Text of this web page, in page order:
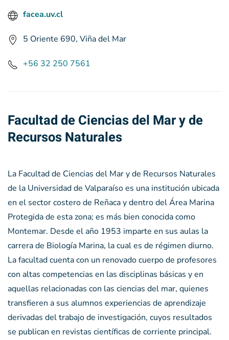
facea.uv.cl
5 Oriente 690, Viña del Mar
+56 32 250 7561
Facultad de Ciencias del Mar y de
Recursos Naturales
La Facultad de Ciencias del Mar y de Recursos Naturales
de la Universidad de Valparaíso es una institución ubicada
en el sector costero de Reñaca y dentro del Área Marina
Protegida de esta zona; es más bien conocida como
Montemar. Desde el año 1953 imparte en sus aulas la
carrera de Biología Marina, la cual es de régimen diurno.
La facultad cuenta con un renovado cuerpo de profesores
con altas competencias en las disciplinas básicas y en
aquellas relacionadas con las ciencias del mar, quienes
transfieren a sus alumnos experiencias de aprendizaje
derivadas del trabajo de investigación, cuyos resultados
se publican en revistas científicas de corriente principal.